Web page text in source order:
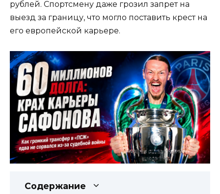
рублей. Спортсмену даже грозил запрет на
выезд за границу, что могло поставить крест на
его европейской карьере.
Содержание